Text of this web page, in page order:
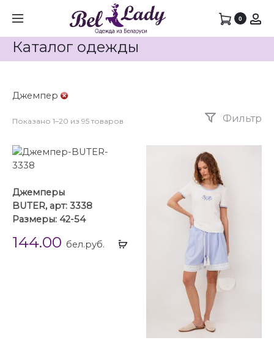
0
Каталог одежды
Джемпер
Показано 1–20 из 95 товаров Фильтр
Выбрать
Джемперы
BUTER, арт: 3338
Размеры: 42-54
144.00 бел.руб.